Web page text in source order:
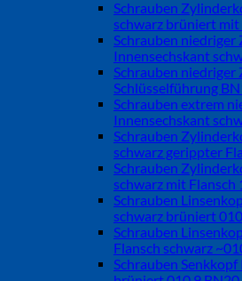
Schrauben
schwarz brüniert mit
Schrauben
Innensechskant
Schrauben
Schlüsselführung
Schrauben extrem
Innensechskant
Schrauben
schwarz gerippter
Schrauben
schwarz mit Flansch
Schrauben
schwarz brüniert
Schrauben
Flansch schwarz
Schrauben